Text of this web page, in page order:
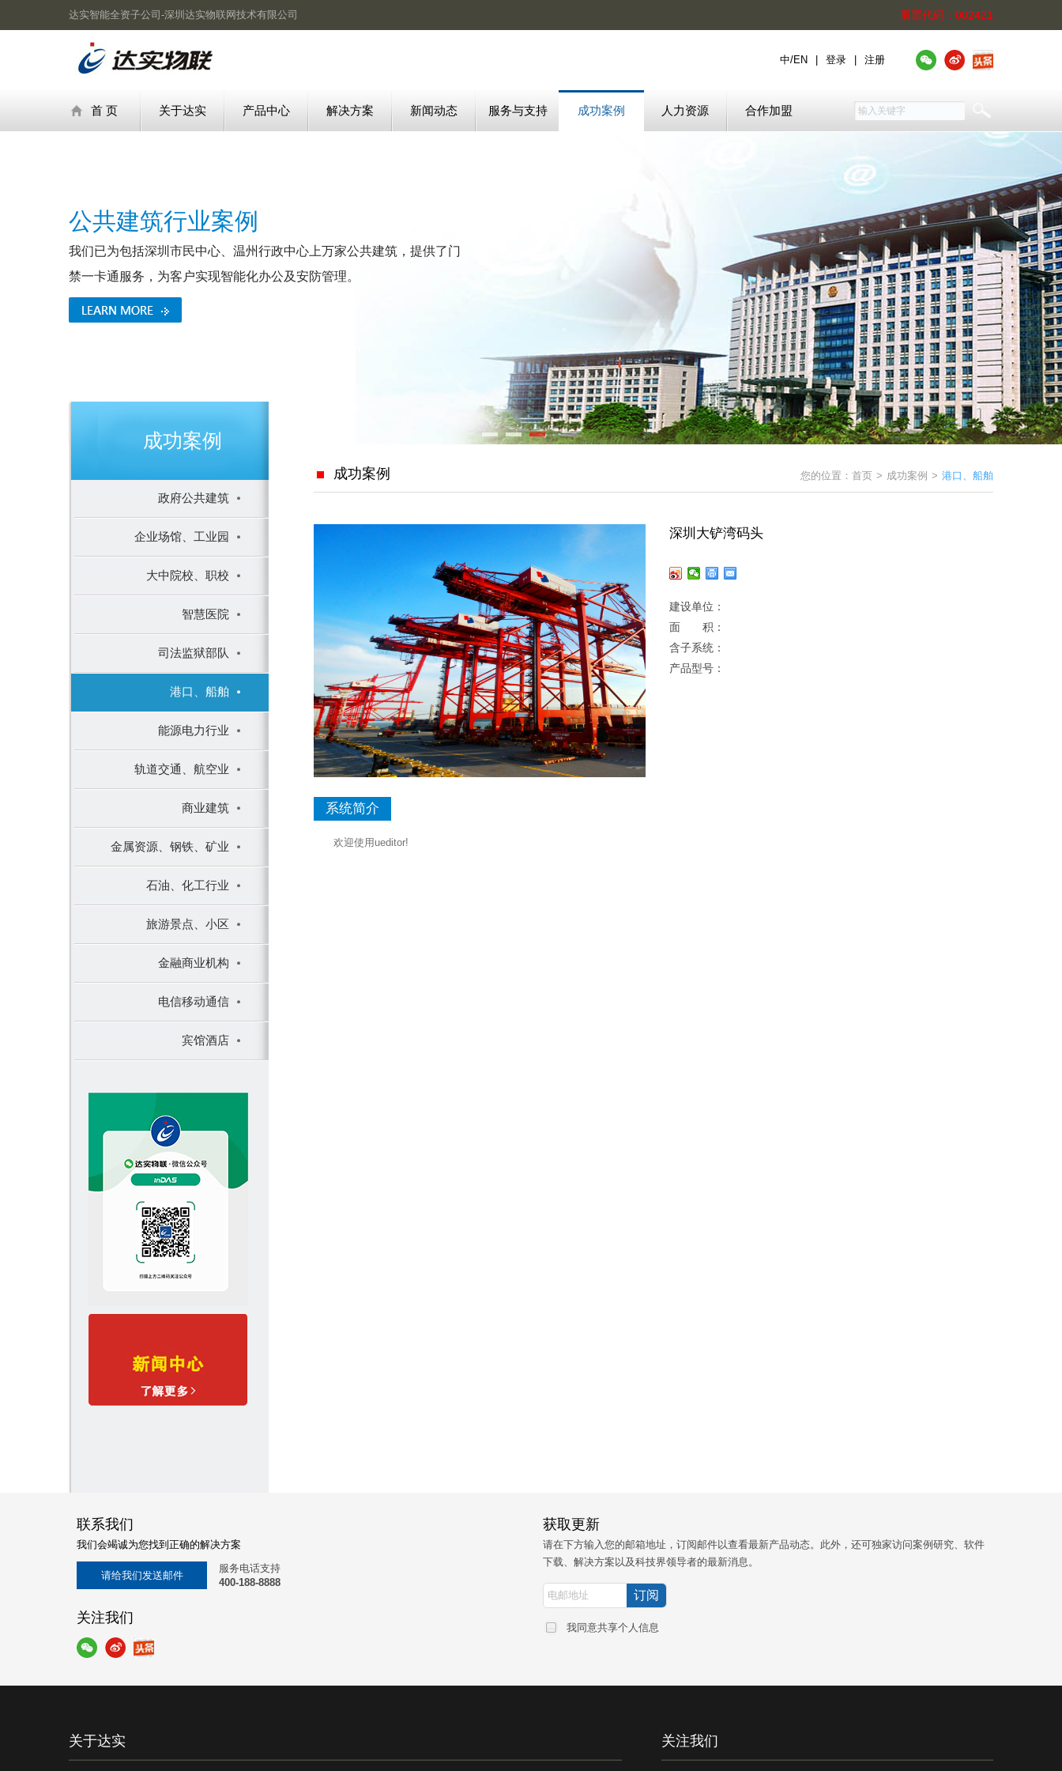
达实智能全资子公司-深圳达实物联网技术有限公司 股票代码：002421
中/EN 登录 注册
首 页 关于达实 产品中心 解决方案 新闻动态 服务与支持 成功案例 人力资源 合作加盟
公共建筑行业案例
我们已为包括深圳市民中心、温州行政中心上万家公共建筑，提供了门
禁一卡通服务，为客户实现智能化办公及安防管理。
成功案例
政府公共建筑
企业场馆、工业园
大中院校、职校
智慧医院
司法监狱部队
港口、船舶
能源电力行业
轨道交通、航空业
商业建筑
金属资源、钢铁、矿业
石油、化工行业
旅游景点、小区
金融商业机构
电信移动通信
宾馆酒店
成功案例 您的位置： 首页 > 成功案例 > 港口、船舶
深圳大铲湾码头
建设单位：
面 积：
含子系统：
产品型号：
系统简介
欢迎使用ueditor!
联系我们
我们会竭诚为您找到正确的解决方案
请给我们发送邮件
服务电话支持
400-188-8888
关注我们
获取更新
请在下方输入您的邮箱地址，订阅邮件以查看最新产品动态。此外，还可独家访问案例研究、软件
下载、解决方案以及科技界领导者的最新消息。
我同意共享个人信息
关于达实 关注我们